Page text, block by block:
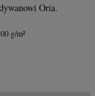
Oria.
g/m²